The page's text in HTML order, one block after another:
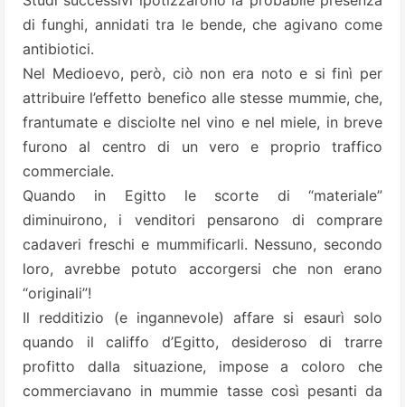
di funghi, annidati tra le bende, che agivano come
antibiotici.
Nel Medioevo, però, ciò non era noto e si finì per
attribuire l’effetto benefico alle stesse mummie, che,
frantumate e disciolte nel vino e nel miele, in breve
furono al centro di un vero e proprio traffico
commerciale.
Quando in Egitto le scorte di “materiale”
diminuirono, i venditori pensarono di comprare
cadaveri freschi e mummificarli. Nessuno, secondo
loro, avrebbe potuto accorgersi che non erano
“originali”!
Il redditizio (e ingannevole) affare si esaurì solo
quando il califfo d’Egitto, desideroso di trarre
profitto dalla situazione, impose a coloro che
commerciavano in mummie tasse così pesanti da